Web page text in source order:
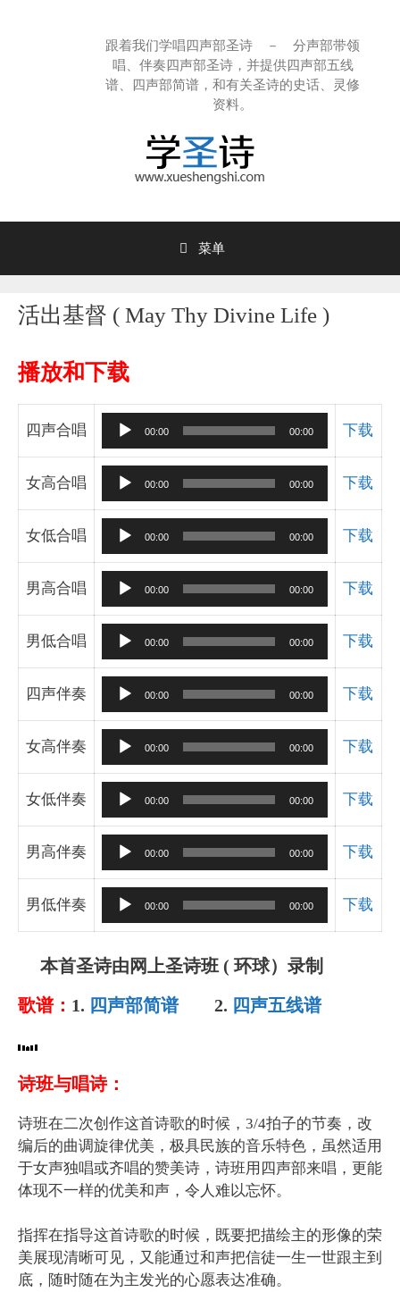
跟着我们学唱四声部圣诗 － 分声部带领
唱、伴奏四声部圣诗，并提供四声部五线
谱、四声部简谱，和有关圣诗的史话、灵修
资料。
菜单
活出基督 ( May Thy Divine Life )
播放和下载
四声合唱
频
播
器
00:00 00:00 下载
女高合唱
频
播
器
00:00 00:00 下载
女低合唱
频
播
器
00:00 00:00 下载
男高合唱
频
播
器
00:00 00:00 下载
男低合唱
频
播
器
00:00 00:00 下载
四声伴奏
频
播
器
00:00 00:00 下载
女高伴奏
频
播
器
00:00 00:00 下载
女低伴奏
频
播
器
00:00 00:00 下载
男高伴奏
频
播
器
00:00 00:00 下载
男低伴奏
频
放
00:00 00:00 下载
本首圣诗由网上圣诗班 ( 环球）录制
歌谱： 1. 四声部简谱2. 四声五线谱
诗班与唱诗：
诗班在二次创作这首诗歌的时候，3/4拍子的节奏，改
编后的曲调旋律优美，极具民族的音乐特色，虽然适用
于女声独唱或齐唱的赞美诗，诗班用四声部来唱，更能
体现不一样的优美和声，令人难以忘怀。
指挥在指导这首诗歌的时候，既要把描绘主的形像的荣
美展现清晰可见，又能通过和声把信徒一生一世跟主到
底，随时随在为主发光的心愿表达准确。